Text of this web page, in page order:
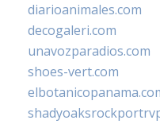
diarioanimales.com
decogaleri.com
unavozparadios.com
shoes-vert.com